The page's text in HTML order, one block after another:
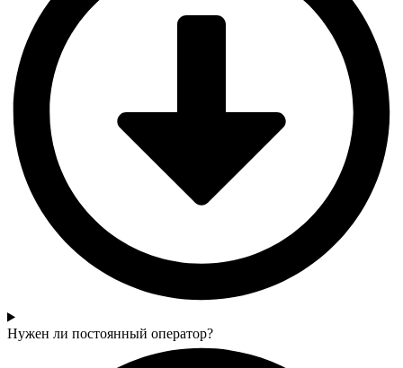
Нужен ли постоянный оператор?